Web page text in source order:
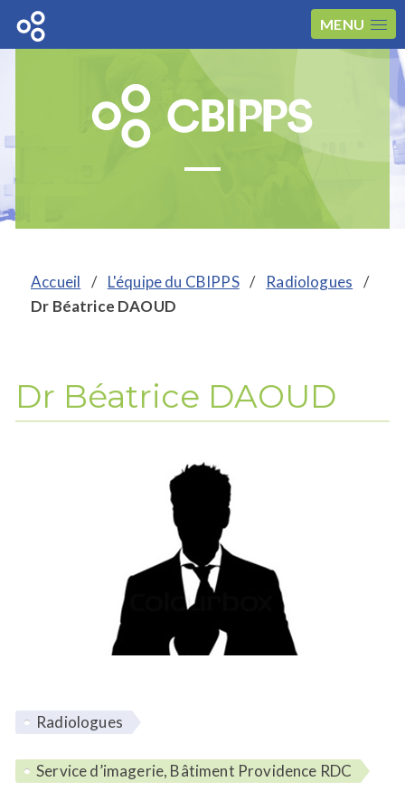
MENU
Accueil / L'équipe du CBIPPS / Radiologues
/
Dr Béatrice DAOUD
Dr Béatrice DAOUD
Radiologues
Lieu d'intervention :
Service d’imagerie, Bâtiment Providence RDC